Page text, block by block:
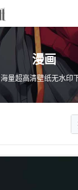
漫画
海量超高清壁纸无水印